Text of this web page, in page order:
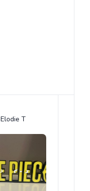
Elodie T